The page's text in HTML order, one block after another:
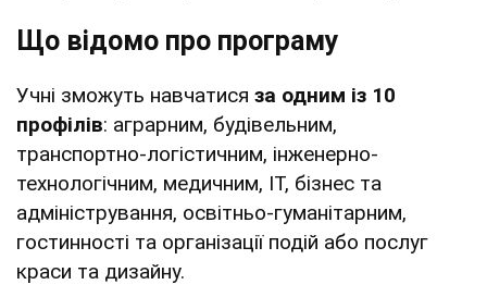
Що відомо про програму
Учні зможуть навчатися за одним із 10
профілів: аграрним, будівельним,
транспортно-логістичним, інженерно-
технологічним, медичним, ІТ, бізнес та
адміністрування, освітньо-гуманітарним,
гостинності та організації подій або послуг
краси та дизайну.